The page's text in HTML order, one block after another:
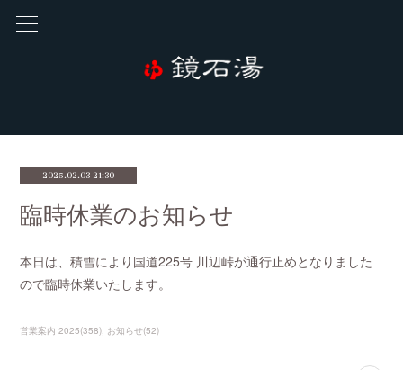
2025.02.03 21:30
臨時休業のお知らせ
本日は、積雪により国道225号 川辺峠が通行止めとなりました
ので臨時休業いたします。
営業案内 2025(358) お知らせ(52)